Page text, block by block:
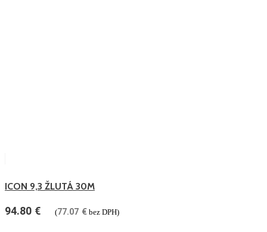
ICON 9,3 ŽLUTÁ 30M
94.80 € (77.07 € bez DPH)